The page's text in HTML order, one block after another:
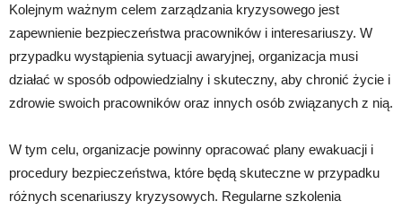
Kolejnym ważnym celem zarządzania kryzysowego jest
zapewnienie bezpieczeństwa pracowników i interesariuszy. W
przypadku wystąpienia sytuacji awaryjnej, organizacja musi
działać w sposób odpowiedzialny i skuteczny, aby chronić życie i
zdrowie swoich pracowników oraz innych osób związanych z nią.
W tym celu, organizacje powinny opracować plany ewakuacji i
procedury bezpieczeństwa, które będą skuteczne w przypadku
różnych scenariuszy kryzysowych. Regularne szkolenia